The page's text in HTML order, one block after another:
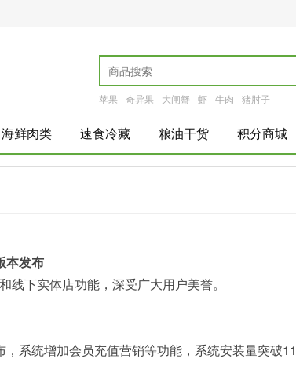
海鲜肉类 速食冷藏 粮油干货 积分商城
苹果 奇异果 大闸蟹 虾 牛肉 猪肘子
本发布
线下实体店功能，深受广大用户美誉。
系统增加会员充值营销等功能，系统安装量突破